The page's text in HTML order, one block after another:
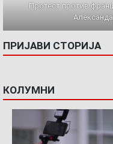
Протест против
ПРИЈАВИ СТОРИЈА
КОЛУМНИ